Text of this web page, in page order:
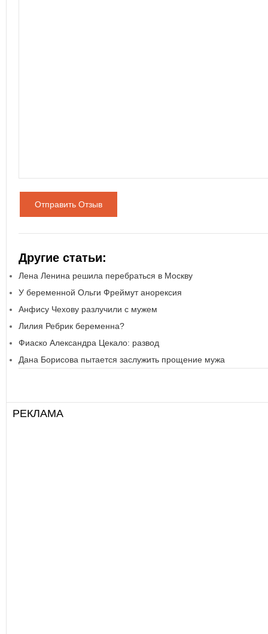
Отправить Отзыв
Другие статьи:
Лена Ленина решила перебраться в Москву
У беременной Ольги Фреймут анорексия
Анфису Чехову разлучили с мужем
Лилия Ребрик беременна?
Фиаско Александра Цекало: развод
Дана Борисова пытается заслужить прощение мужа
РЕКЛАМА